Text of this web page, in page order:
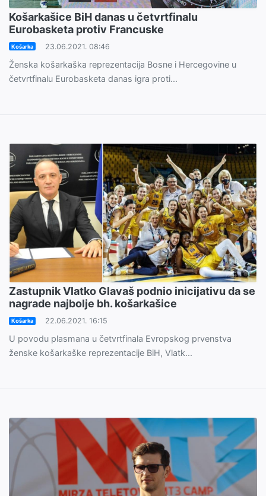
Košarkašice BiH danas u četvrtfinalu
Eurobasketa protiv Francuske
Košarka 23.06.2021. 08:46
Ženska košarkaška reprezentacija Bosne i Hercegovine u
četvrtfinalu Eurobasketa danas igra proti...
Zastupnik Vlatko Glavaš podnio inicijativu da se
nagrade najbolje bh. košarkašice
Košarka 22.06.2021. 16:15
U povodu plasmana u četvrtfinala Evropskog prvenstva
ženske košarkaške reprezentacije BiH, Vlatk...